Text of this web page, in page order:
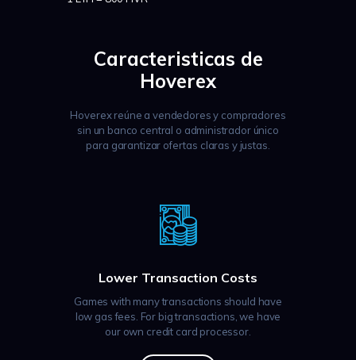
Caracteristicas de
Hoverex
Hoverex reúne a vendedores y compradores
sin un banco central o administrador único
para garantizar ofertas claras y justas.
Lower Transaction Costs
Games with many transactions should have
low gas fees. For big transactions, we have
our own credit card processor.